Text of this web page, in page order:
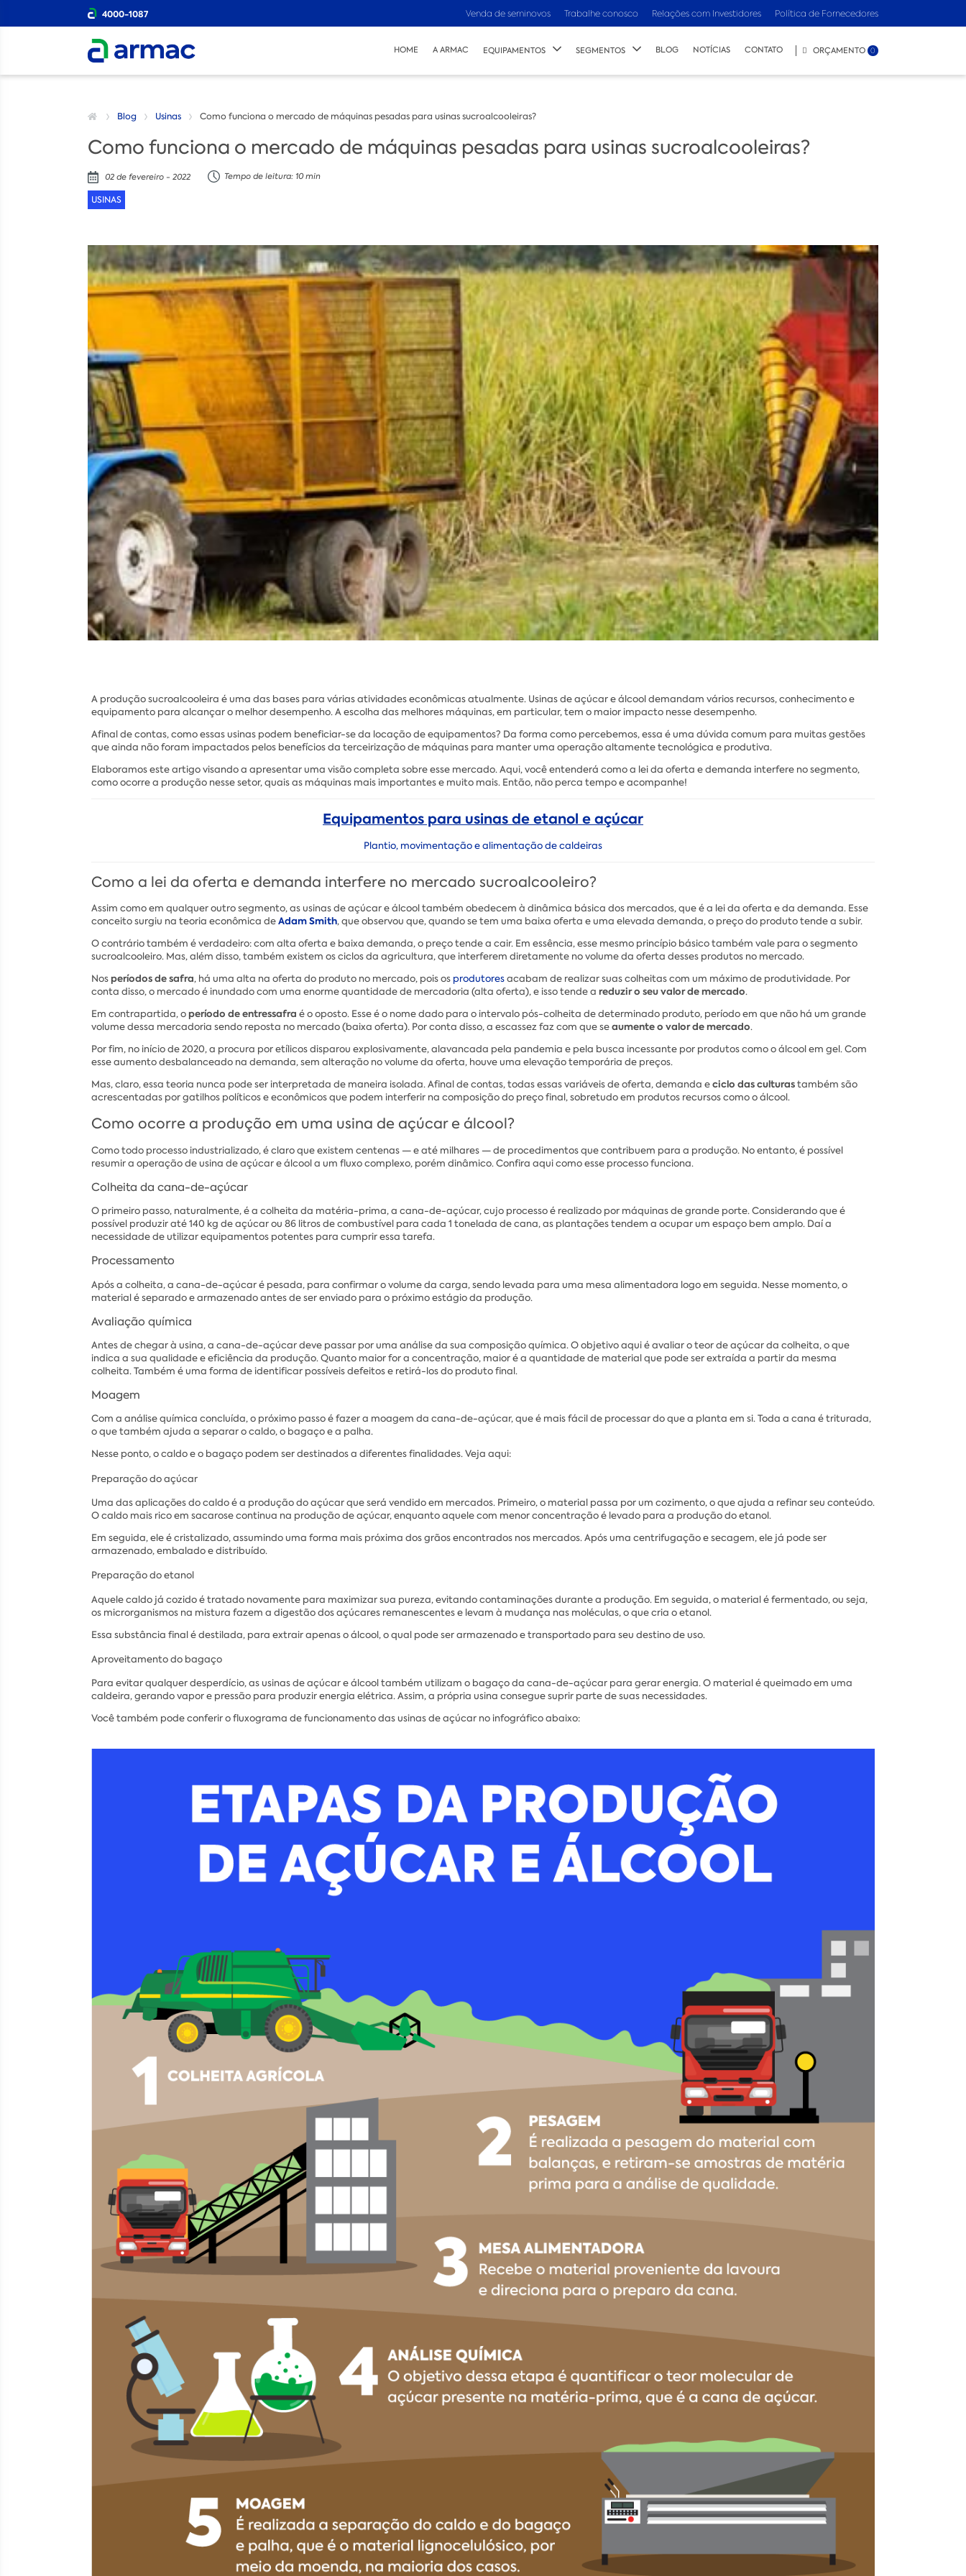
4000-1087 Venda de seminovos Trabalhe conosco Relações com Investidores Política de Fornecedores
HOME A ARMAC EQUIPAMENTOS SEGMENTOS BLOG NOTÍCIAS CONTATO ORÇAMENTO 0
Blog Usinas Como funciona o mercado de máquinas pesadas para usinas sucroalcooleiras?
Como funciona o mercado de máquinas pesadas para usinas sucroalcooleiras?
02 de fevereiro - 2022 Tempo de leitura: 10 min
USINAS
A produção sucroalcooleira é uma das bases para várias atividades econômicas atualmente. Usinas de açúcar e álcool demandam vários recursos, conhecimento e
equipamento para alcançar o melhor desempenho. A escolha das melhores máquinas, em particular, tem o maior impacto nesse desempenho.
Afinal de contas, como essas usinas podem beneficiar-se da locação de equipamentos? Da forma como percebemos, essa é uma dúvida comum para muitas gestões
que ainda não foram impactados pelos benefícios da terceirização de máquinas para manter uma operação altamente tecnológica e produtiva.
Elaboramos este artigo visando a apresentar uma visão completa sobre esse mercado. Aqui, você entenderá como a lei da oferta e demanda interfere no segmento,
como ocorre a produção nesse setor, quais as máquinas mais importantes e muito mais. Então, não perca tempo e acompanhe!
Equipamentos para usinas de etanol e açúcar
Plantio, movimentação e alimentação de caldeiras
Como a lei da oferta e demanda interfere no mercado sucroalcooleiro?
Assim como em qualquer outro segmento, as usinas de açúcar e álcool também obedecem à dinâmica básica dos mercados, que é a lei da oferta e da demanda. Esse
conceito surgiu na teoria econômica deAdam Smith, que observou que, quando se tem uma baixa oferta e uma elevada demanda, o preço do produto tende a subir.
O contrário também é verdadeiro: com alta oferta e baixa demanda, o preço tende a cair. Em essência, esse mesmo princípio básico também vale para o segmento
sucroalcooleiro. Mas, além disso, também existem os ciclos da agricultura, que interferem diretamente no volume da oferta desses produtos no mercado.
Nosperíodos de safra, há uma alta na oferta do produto no mercado, pois os produtoresacabam de realizar suas colheitas com um máximo de produtividade. Por
conta disso, o mercado é inundado com uma enorme quantidade de mercadoria (alta oferta), e isso tende a reduzir o seu valor de mercado.
Em contrapartida, operíodo de entressafra é o oposto. Esse é o nome dado para o intervalo pós-colheita de determinado produto, período em que não há um grande
volume dessa mercadoria sendo reposta no mercado (baixa oferta). Por conta disso, a escassez faz com que seaumente o valor de mercado.
Por fim, no início de 2020, a procura por etílicos disparou explosivamente, alavancada pela pandemia e pela busca incessante por produtos como o álcool em gel. Com
esse aumento desbalanceado na demanda, sem alteração no volume da oferta, houve uma elevação temporária de preços.
Mas, claro, essa teoria nunca pode ser interpretada de maneira isolada. Afinal de contas, todas essas variáveis de oferta, demanda eciclo das culturastambém são
acrescentadas por gatilhos políticos e econômicos que podem interferir na composição do preço final, sobretudo em produtos recursos como o álcool.
Como ocorre a produção em uma usina de açúcar e álcool?
Como todo processo industrializado, é claro que existem centenas — e até milhares — de procedimentos que contribuem para a produção. No entanto, é possível
resumir a operação de usina de açúcar e álcool a um fluxo complexo, porém dinâmico. Confira aqui como esse processo funciona.
Colheita da cana-de-açúcar
O primeiro passo, naturalmente, é a colheita da matéria-prima, a cana-de-açúcar, cujo processo é realizado por máquinas de grande porte. Considerando que é
possível produzir até 140 kg de açúcar ou 86 litros de combustível para cada 1 tonelada de cana, as plantações tendem a ocupar um espaço bem amplo. Daí a
necessidade de utilizar equipamentos potentes para cumprir essa tarefa.
Processamento
Após a colheita, a cana-de-açúcar é pesada, para confirmar o volume da carga, sendo levada para uma mesa alimentadora logo em seguida. Nesse momento, o
material é separado e armazenado antes de ser enviado para o próximo estágio da produção.
Avaliação química
Antes de chegar à usina, a cana-de-açúcar deve passar por uma análise da sua composição química. O objetivo aqui é avaliar o teor de açúcar da colheita, o que
indica a sua qualidade e eficiência da produção. Quanto maior for a concentração, maior é a quantidade de material que pode ser extraída a partir da mesma
colheita. Também é uma forma de identificar possíveis defeitos e retirá-los do produto final.
Moagem
Com a análise química concluída, o próximo passo é fazer a moagem da cana-de-açúcar, que é mais fácil de processar do que a planta em si. Toda a cana é triturada,
o que também ajuda a separar o caldo, o bagaço e a palha.
Nesse ponto, o caldo e o bagaço podem ser destinados a diferentes finalidades. Veja aqui:
Preparação do açúcar
Uma das aplicações do caldo é a produção do açúcar que será vendido em mercados. Primeiro, o material passa por um cozimento, o que ajuda a refinar seu conteúdo.
O caldo mais rico em sacarose continua na produção de açúcar, enquanto aquele com menor concentração é levado para a produção do etanol.
Em seguida, ele é cristalizado, assumindo uma forma mais próxima dos grãos encontrados nos mercados. Após uma centrifugação e secagem, ele já pode ser
armazenado, embalado e distribuído.
Preparação do etanol
Aquele caldo já cozido é tratado novamente para maximizar sua pureza, evitando contaminações durante a produção. Em seguida, o material é fermentado, ou seja,
os microrganismos na mistura fazem a digestão dos açúcares remanescentes e levam à mudança nas moléculas, o que cria o etanol.
Essa substância final é destilada, para extrair apenas o álcool, o qual pode ser armazenado e transportado para seu destino de uso.
Aproveitamento do bagaço
Para evitar qualquer desperdício, as usinas de açúcar e álcool também utilizam o bagaço da cana-de-açúcar para gerar energia. O material é queimado em uma
caldeira, gerando vapor e pressão para produzir energia elétrica. Assim, a própria usina consegue suprir parte de suas necessidades.
Você também pode conferir o fluxograma de funcionamento das usinas de açúcar no infográfico abaixo: